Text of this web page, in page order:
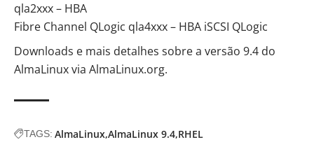
qla2xxx – HBA
Fibre Channel QLogic qla4xxx – HBA iSCSI QLogic
Downloads e mais detalhes sobre a versão 9.4 do
AlmaLinux via AlmaLinux.org.
TAGS: AlmaLinux AlmaLinux 9.4 RHEL